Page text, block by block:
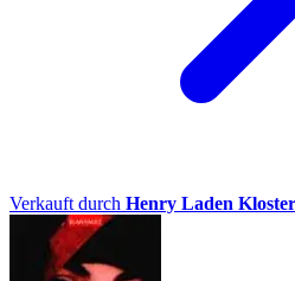
Verkauft durch Henry Laden